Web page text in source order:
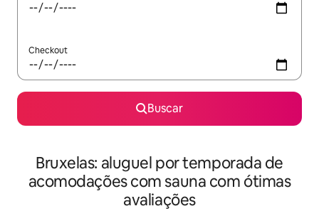
Checkout
Buscar
Bruxelas: aluguel por temporada de
acomodações com sauna com ótimas
avaliações